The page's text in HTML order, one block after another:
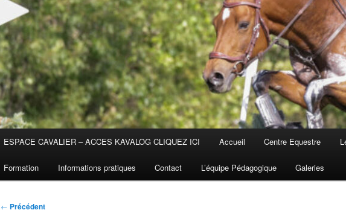
ESPACE CAVALIER – ACCES KAVALOG CLIQUEZ ICI Accueil Centre Equestre
Formation Informations pratiques Contact L’équipe Pédagogique Galeries
Navigation
← Précédent